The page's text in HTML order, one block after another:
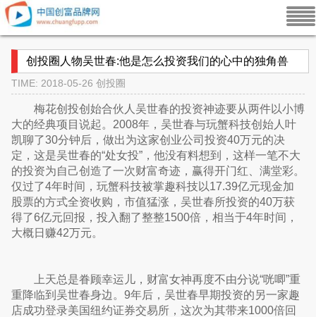
创投圈人物吴世春:他是怎么投资我们的心中的独角兽
TIME: 2018-05-26 创投圈
梅花创投创始合伙人吴世春的投资神迹要从两件以小博
大的经典项目说起。2008年，吴世春与玩蟹科技创始人叶
凯聊了30分钟后，做出为这家创业公司投资40万元的决
定，这是吴世春的“处女投”，他没有料想到，这样一笔不大
的投资为自己创造了一次财富奇迹，赢得开门红、满堂彩。
仅过了4年时间，玩蟹科技被掌趣科技以17.39亿元现金加
股票的方式全资收购，市值猛涨，吴世春所投资的40万获
得了6亿元回报，投入翻了整整1500倍，相当于4年时间，
大概日赚42万元。
上天总是眷顾幸运儿，财富女神再度不由分说“咣唧”重
重降临到吴世春身边。9年后，吴世春早期投资的另一家趣
店成功登录美国纽约证券交易所，这次为其带来1000倍回